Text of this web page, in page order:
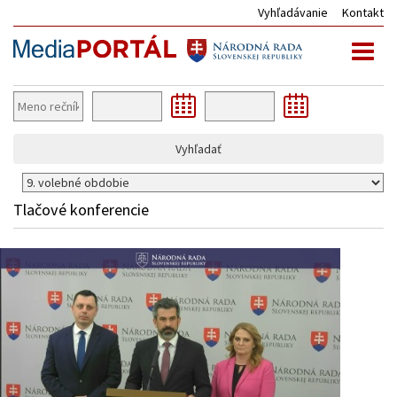
Vyhľadávanie Kontakt
Vyhľadať
Tlačové konferencie